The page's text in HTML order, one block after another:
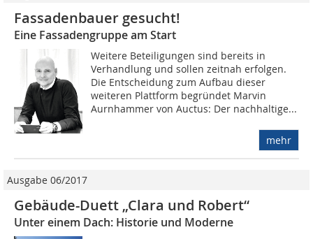
Fassadenbauer gesucht!
Eine Fassadengruppe am Start
Weitere Beteiligungen sind bereits in
Verhandlung und sollen zeitnah erfolgen.
Die Entscheidung zum Aufbau dieser
weiteren Plattform begründet Marvin
Aurnhammer von Auctus: Der nachhaltige...
mehr
Ausgabe 06/2017
Gebäude-Duett „Clara und Robert“
Unter einem Dach: Historie und Moderne